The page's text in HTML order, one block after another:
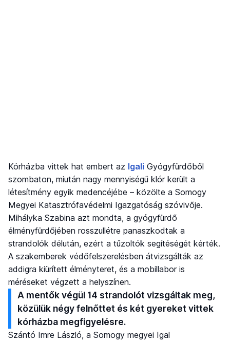
Kórházba vittek hat embert az Igali Gyógyfürdőből
szombaton, miután nagy mennyiségű klór került a
létesítmény egyik medencéjébe – közölte a Somogy
Megyei Katasztrófavédelmi Igazgatóság szóvivője.
Mihályka Szabina azt mondta, a gyógyfürdő
élményfürdőjében rosszullétre panaszkodtak a
strandolók délután, ezért a tűzoltók segítéségét kérték.
A szakemberek védőfelszerelésben átvizsgálták az
addigra kiürített élményteret, és a mobillabor is
méréseket végzett a helyszínen.
A mentők végül 14 strandolót vizsgáltak meg,
közülük négy felnőttet és két gyereket vittek
kórházba megfigyelésre.
Szántó Imre László, a Somogy megyei Igal